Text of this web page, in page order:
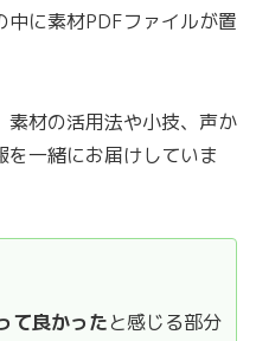
に素材PDFファイルが置
素材の活用法や小技、声か
一緒にお届けしていま
て良かったと感じる部分